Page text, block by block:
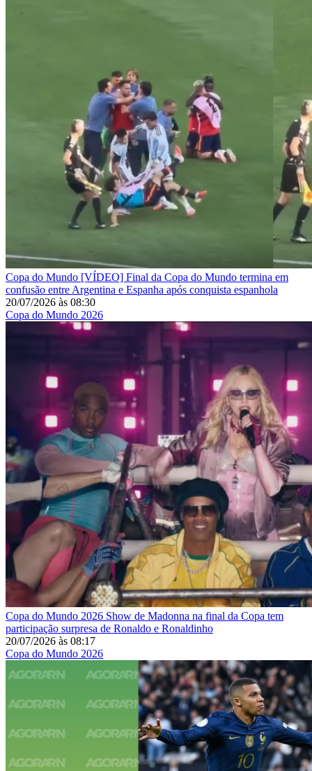
Copa do Mundo [VÍDEO] Final da Copa do Mundo termina em
confusão entre Argentina e Espanha após conquista espanhola
20/07/2026 às 08:30
Copa do Mundo 2026
Copa do Mundo 2026 Show de Madonna na final da Copa tem
participação surpresa de Ronaldo e Ronaldinho
20/07/2026 às 08:17
Copa do Mundo 2026